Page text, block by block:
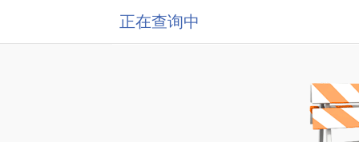
正在查询中